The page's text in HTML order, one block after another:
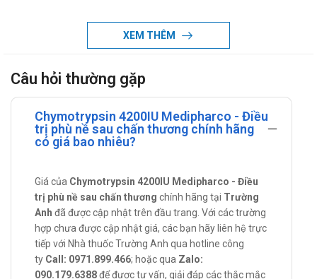
thường được sử dụng trong điều trị giảm sưng và hạn chế
tình trạng phá hủy mô. Công dụng thuốc Alpha
liên quan đến túi nhiễm trùng (áp-xe), điều trị loét, phẫu
thuật hoặc chấn thương.
Tác dụng - Chỉ định của Chymotrypsin
4200IU Medipharco
bỏng.
Cách dùng - liều dùng của Chymotrypsin
4200IU Medipharco
Hướng dẫn sử dụng:
XEM THÊM
Câu hỏi thường gặp
Chymotrypsin 4200IU Medipharco - Điều
trị phù nề sau chấn thương chính hãng
có giá bao nhiêu?
Giá của Chymotrypsin 4200IU Medipharco - Điều
trị phù nề sau chấn thương chính hãng tại Trường
Anh đã được cập nhật trên đầu trang. Với các trường
hợp chưa được cập nhật giá, các bạn hãy liên hệ trực
tiếp với Nhà thuốc Trường Anh qua hotline công
ty Call: 0971.899.466; hoặc qua Zalo:
090.179.6388để được tư vấn, giải đáp các thắc mắc